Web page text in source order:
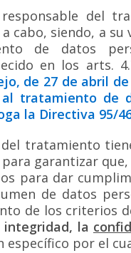
del
siendo, a su
de datos
en los arts.
de 27 de abril
tratamiento de
la Directiva 95/
tratamiento
para garantizar
para dar
de datos
de los criterios
integridad, la
específico por el